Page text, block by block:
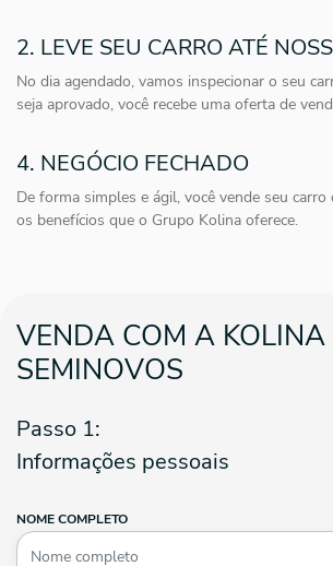
2. LEVE SEU CARRO ATÉ
No dia agendado, vamos inspecionar o seu
seja aprovado, você recebe uma oferta de
4. NEGÓCIO FECHADO
De forma simples e ágil, você vende seu
os benefícios que o Grupo Kolina oferece.
VENDA COM A KOLINA
SEMINOVOS
Passo 1:
Informações pessoais
NOME COMPLETO